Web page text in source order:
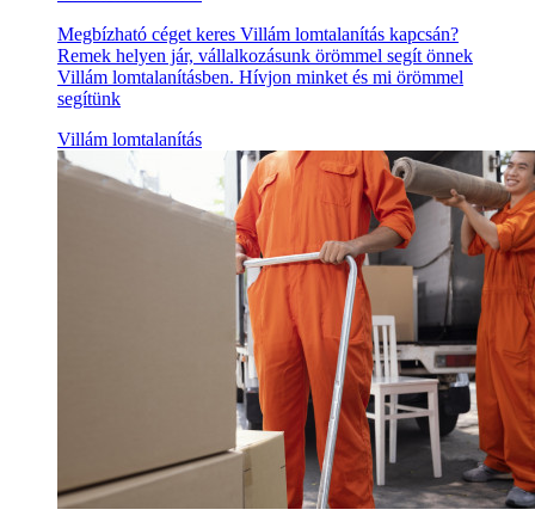
Megbízható céget keres Villám lomtalanítás kapcsán?
Remek helyen jár, vállalkozásunk örömmel segít önnek
Villám lomtalanításben. Hívjon minket és mi örömmel
segítünk
Villám lomtalanítás